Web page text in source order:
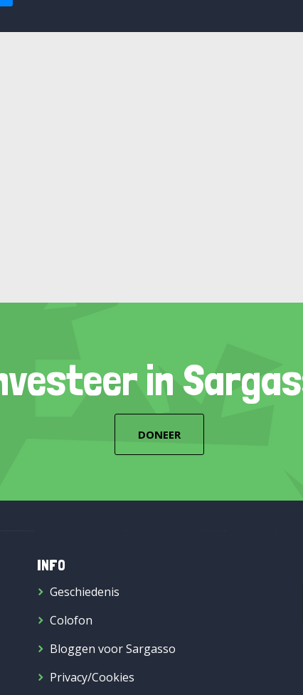
in
DONEER
INFO
Geschiedenis
Colofon
Bloggen voor Sargasso
Privacy/Cookies